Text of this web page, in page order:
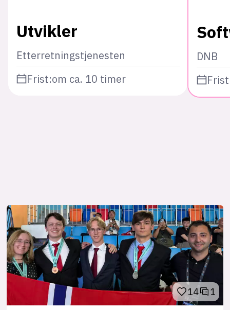
Utvikler
Etterretningstjenesten
Frist:om ca. 10 timer
DNB
14 1